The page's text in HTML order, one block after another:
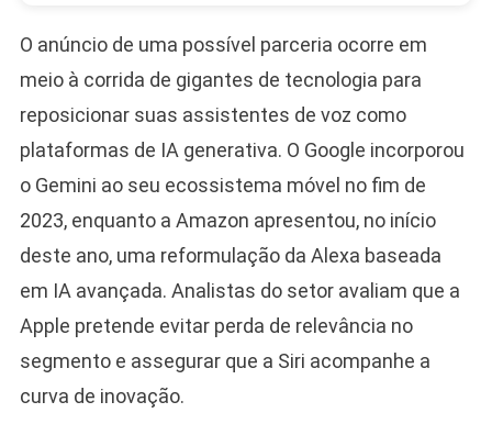
O anúncio de uma possível parceria ocorre em
meio à corrida de gigantes de tecnologia para
reposicionar suas assistentes de voz como
plataformas de IA generativa. O Google incorporou
o Gemini ao seu ecossistema móvel no fim de
2023, enquanto a Amazon apresentou, no início
deste ano, uma reformulação da Alexa baseada
em IA avançada. Analistas do setor avaliam que a
Apple pretende evitar perda de relevância no
segmento e assegurar que a Siri acompanhe a
curva de inovação.